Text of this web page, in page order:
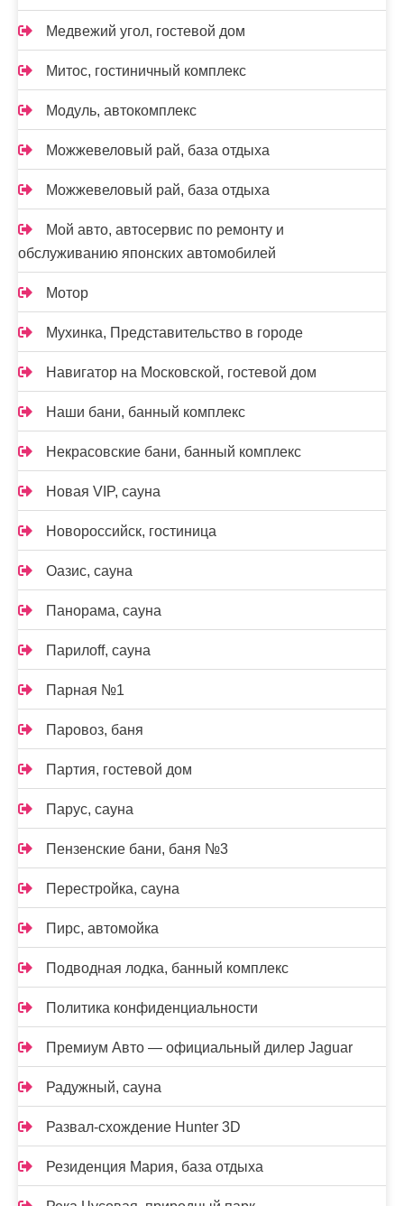
Медвежий угол, гостевой дом
Митос, гостиничный комплекс
Модуль, автокомплекс
Можжевеловый рай, база отдыха
Можжевеловый рай, база отдыха
Мой авто, автосервис по ремонту и
обслуживанию японских автомобилей
Мотор
Мухинка, Представительство в городе
Навигатор на Московской, гостевой дом
Наши бани, банный комплекс
Некрасовские бани, банный комплекс
Новая VIP, сауна
Новороссийск, гостиница
Оазис, сауна
Панорама, сауна
Парилоff, сауна
Парная №1
Паровоз, баня
Партия, гостевой дом
Парус, сауна
Пензенские бани, баня №3
Перестройка, сауна
Пирс, автомойка
Подводная лодка, банный комплекс
Политика конфиденциальности
Премиум Авто — официальный дилер Jaguar
Радужный, сауна
Развал-схождение Hunter 3D
Резиденция Мария, база отдыха